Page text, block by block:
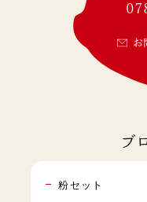
お
ブ
粉セット